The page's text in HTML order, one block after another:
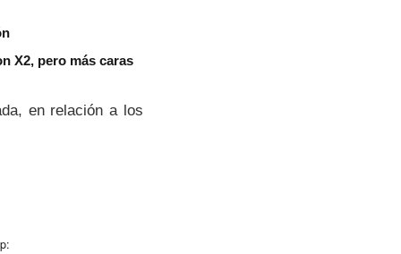
X2, pero más caras
en relación a los